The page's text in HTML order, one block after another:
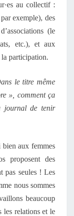
au collectif :
exemple), des
(le
etc.), et aux
la participation.
le titre même
», comment ça
journal de tenir
bien aux femmes
proposent des
pas seules ! Les
nous sommes
beaucoup
les relations et le